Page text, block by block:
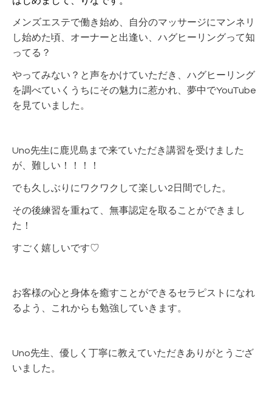
メンズエステで働き始め、自分のマッサージにマンネリ
し始めた頃、オーナーと出逢い、ハグヒーリングって知
ってる？
やってみない？と声をかけていただき、ハグヒーリング
を調べていくうちにその魅力に惹かれ、夢中でYouTube
を見ていました。
Uno先生に鹿児島まで来ていただき講習を受けました
が、難しい！！！！
でも久しぶりにワクワクして楽しい2日間でした。
その後練習を重ねて、無事認定を取ることができまし
た！
すごく嬉しいです♡
お客様の心と身体を癒すことができるセラピストになれ
るよう、これからも勉強していきます。
Uno先生、優しく丁寧に教えていただきありがとうござ
いました。